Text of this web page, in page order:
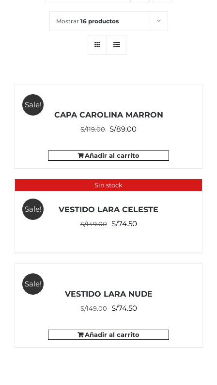
Mostrar 16 productos
Sale!
CAPA CAROLINA MARRON
S/119.00 El
original
S/119.00.
S/89.00El
actual
Añadir al carrito
Sin stock
Sale! VESTIDO LARA CELESTE
S/149.00 El
S/74.50El
Sale!
VESTIDO LARA NUDE
S/149.00 El
original
S/74.50El
actual
Añadir al carrito